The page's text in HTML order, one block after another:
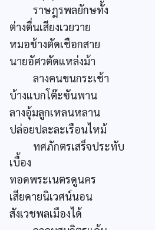
ราษฎรพลยักษทั้ง
ต่างตื่นเสียงเวยวาย
หมอช้างตัดเชือกสาย
นายอัศวตัดแหล่งม้า
ลางคนขนกระเช้า
บ้างแบกโต๊ะฃันพาน
ลางอุ้มลูกเหลนหลาน
ปล่อยปละละเรือนไหม้
ทศภักตรเสร็จประทับ
เบื้อง
ทอดพระเนตรดูนคร
เสียดายนิเวศน์นอน
สังเวชพลเมืองได้